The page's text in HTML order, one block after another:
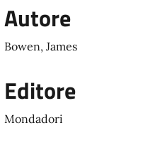
Autore
Bowen, James
Editore
Mondadori